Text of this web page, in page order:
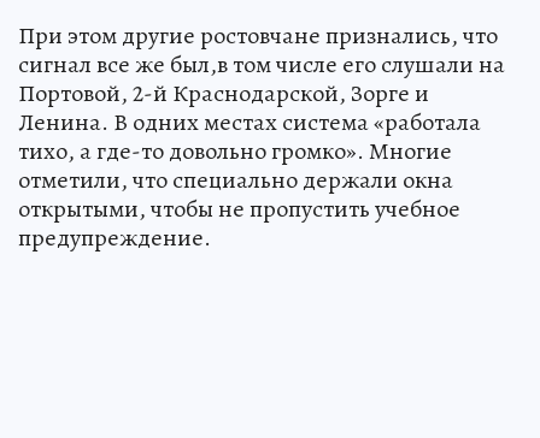
При этом другие ростовчане признались, что
сигнал все же был,в том числе его слушали на
Портовой, 2-й Краснодарской, Зорге и
Ленина. В одних местах система «работала
тихо, а где-то довольно громко». Многие
отметили, что специально держали окна
открытыми, чтобы не пропустить учебное
предупреждение.